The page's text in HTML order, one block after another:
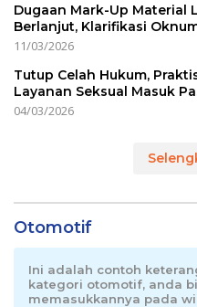
Dugaan Mark-Up Material
Berlanjut, Klarifikasi
11/03/2026
Tutup Celah Hukum,
Layanan Seksual Masuk
04/03/2026
Otomotif
Ini adalah contoh
kategori otomotif, anda
memasukkannya pada